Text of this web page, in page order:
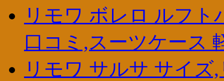
リモワ ボレロ ルフ
口コミ,スーツケース
リモワ サルサ サイ